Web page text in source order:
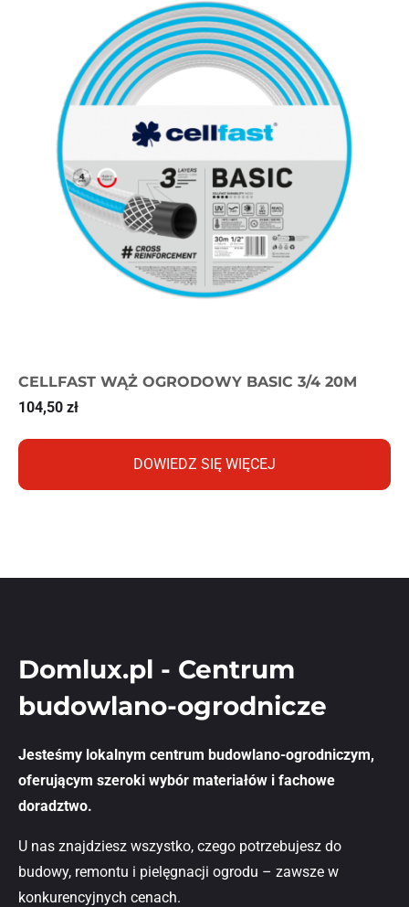
CELLFAST WĄŻ OGRODOWY BASIC 3/4 20M
104,50 zł
DOWIEDZ SIĘ WIĘCEJ
Domlux.pl - Centrum
budowlano-ogrodnicze
Jesteśmy lokalnym centrum budowlano-ogrodniczym,
oferującym szeroki wybór materiałów i fachowe
doradztwo.
U nas znajdziesz wszystko, czego potrzebujesz do
budowy, remontu i pielęgnacji ogrodu – zawsze w
konkurencyjnych cenach.